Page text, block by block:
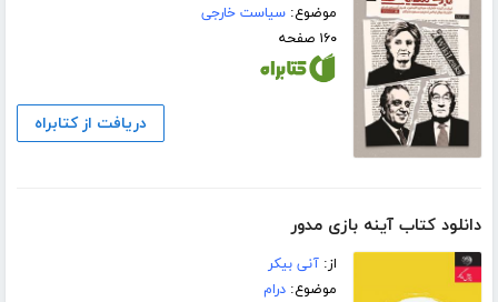
موضوع:سیاست خارجی
۱۶۰ صفحه
دریافت از کتابراه
دانلود کتاب آینه بازی مدور
از:آنی بیکر
موضوع:درام